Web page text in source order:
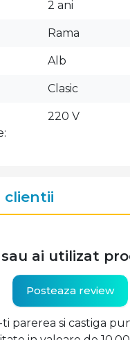
2 ani
Rama
Alb
Clasic
220 V
clientii
ai utilizat
Posteaza review
ti parerea si castiga